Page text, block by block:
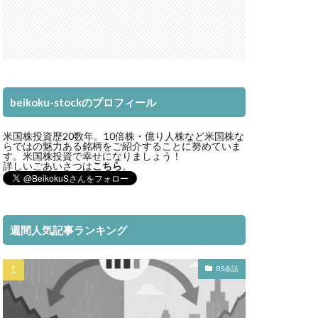
beikoku-stockのプロフィール
米国株投資歴20数年。10倍株・億り人株など米国株な
らではの魅力ある銘柄をご紹介することに努めていま
す。米国株投資で幸せになりましょう！
詳しいごあいさつはこちら。
週間人気記事ランキング
BS余話